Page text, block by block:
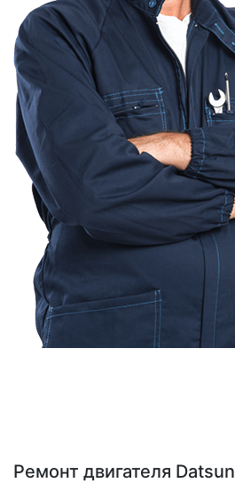
Ремонт двигателя Datsun